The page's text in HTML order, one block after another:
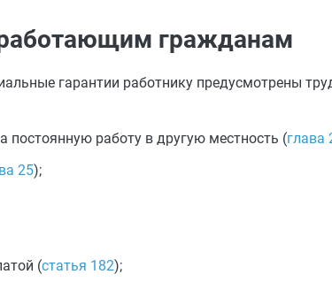
гражданам
гарантии работнику предусмотрены
работу в другую местность (глава
25);
(статья 182);